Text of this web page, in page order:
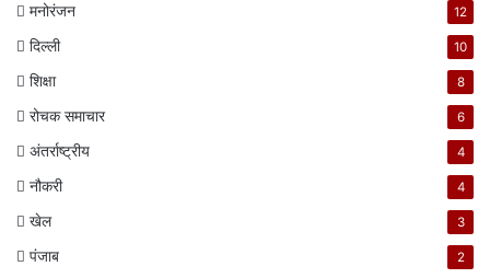
मनोरंजन 12
दिल्ली 10
शिक्षा 8
रोचक समाचार 6
अंतर्राष्ट्रीय 4
नौकरी 4
खेल 3
पंजाब 2